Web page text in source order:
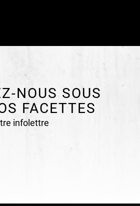
NOUS SOUS
FACETTES
infolettre